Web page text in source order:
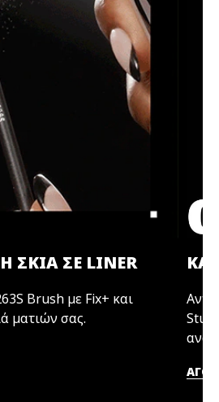
ΣΚΙΑ ΣΕ LINER
Brush με Fix+ και
ματιών σας.